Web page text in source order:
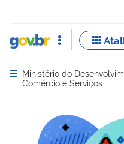
Abrir menu principal de
Ministério do
Comércio e Serviços